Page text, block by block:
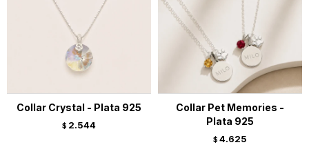
Collar Crystal - Plata 925
$ 2.544
Collar Pet Memories -
Plata 925
$ 4.625